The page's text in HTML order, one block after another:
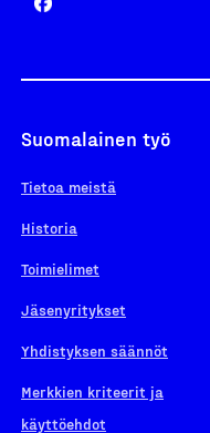
Suomalainen työ
Tietoa meistä
Historia
Toimielimet
Jäsenyritykset
Yhdistyksen säännöt
Merkkien kriteerit ja
käyttöehdot